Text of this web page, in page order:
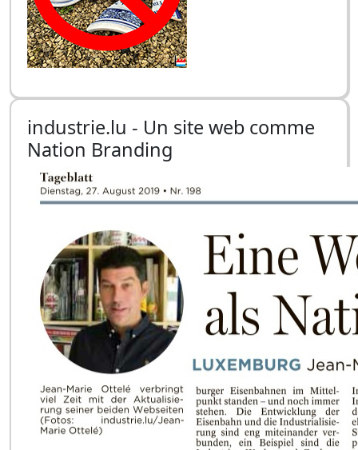
industrie.lu - Un site web comme
Nation Branding